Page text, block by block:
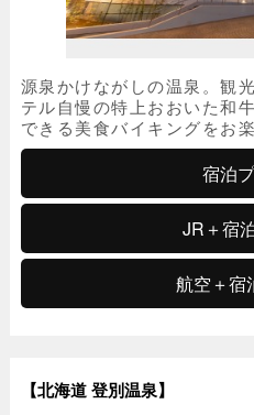
源泉かけながしの温泉。観
テル自慢の特上おおいた和
できる美食バイキングをお
宿泊
JR＋宿
航空＋宿
【北海道 登別温泉】